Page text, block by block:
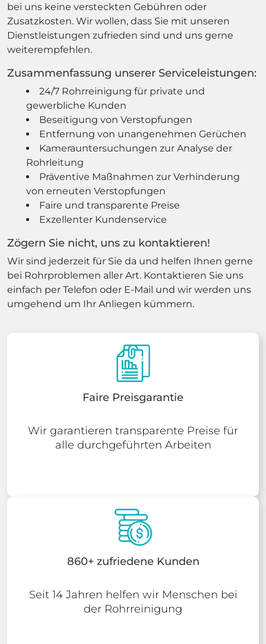
bei uns keine versteckten Gebühren oder
Zusatzkosten. Wir wollen, dass Sie mit unseren
Dienstleistungen zufrieden sind und uns gerne
weiterempfehlen.
Zusammenfassung unserer Serviceleistungen:
24/7 Rohrreinigung für private und
gewerbliche Kunden
Beseitigung von Verstopfungen
Entfernung von unangenehmen Gerüchen
Kamerauntersuchungen zur Analyse der
Rohrleitung
Präventive Maßnahmen zur Verhinderung
von erneuten Verstopfungen
Faire und transparente Preise
Exzellenter Kundenservice
Zögern Sie nicht, uns zu kontaktieren!
Wir sind jederzeit für Sie da und helfen Ihnen gerne
bei Rohrproblemen aller Art. Kontaktieren Sie uns
einfach per Telefon oder E-Mail und wir werden uns
umgehend um Ihr Anliegen kümmern.
Faire Preisgarantie
Wir garantieren transparente Preise für
alle durchgeführten Arbeiten
860+ zufriedene Kunden
Seit 14 Jahren helfen wir Menschen bei
der Rohrreinigung